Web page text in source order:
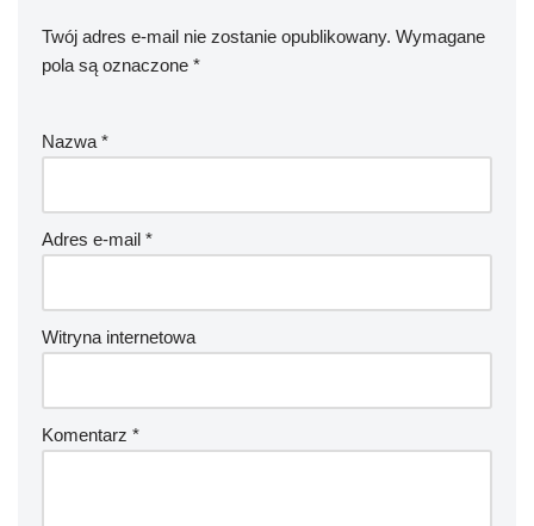
Twój adres e-mail nie zostanie opublikowany. Wymagane
pola są oznaczone *
Nazwa *
Adres e-mail *
Witryna internetowa
Komentarz *